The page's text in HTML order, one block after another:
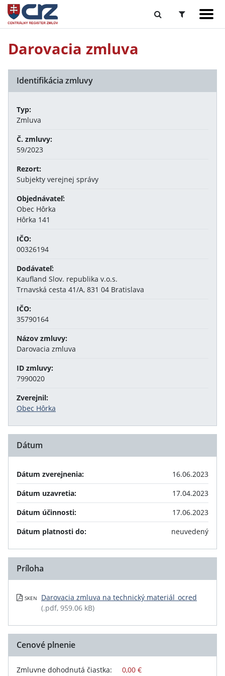
Darovacia zmluva
Identifikácia zmluvy
Typ:
Zmluva
Č. zmluvy:
59/2023
Rezort:
Subjekty verejnej správy
Objednávateľ:
Obec Hôrka
Hôrka 141
IČO:
00326194
Dodávateľ:
Kaufland Slov. republika v.o.s.
Trnavská cesta 41/A, 831 04 Bratislava
IČO:
35790164
Názov zmluvy:
Darovacia zmluva
ID zmluvy:
7990020
Zverejnil:
Obec Hôrka
Dátum
Dátum zverejnenia:
16.06.2023
Dátum uzavretia:
17.04.2023
Dátum účinnosti:
17.06.2023
Dátum platnosti do:
neuvedený
Príloha
SKEN
Darovacia zmluva na technický materiál_ocred
(.pdf, 959.06 kB)
Cenové plnenie
Zmluvne dohodnutá čiastka: 0,00 €